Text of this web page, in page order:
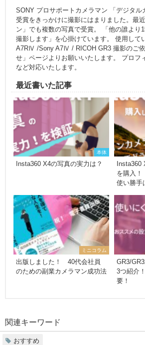
SONY プロサポートカメラマン 「デジタル
受賞をきっかけに撮影にはまりました。最
ン」でも複数の写真で受賞。 「他の誰より
撮影します」を心掛けています。 使用して
A7RⅣ /Sony A7Ⅳ / RICOH GR3 撮影のご
せ」ページよりお願いいたします。 プロフ
など対応いたします。
最近書いた記事
本体
Insta360 X4の写真の実力は？
Insta360
を購入
使い勝
ミニコラム
出版しました！ 40代会社員
のための副業カメラマン成功法
GR3/
3つ紹介
要！
関連キーワード
おすすめ